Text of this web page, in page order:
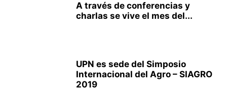
A través de conferencias y
charlas se vive el mes del...
UPN es sede del Simposio
Internacional del Agro – SIAGRO
2019